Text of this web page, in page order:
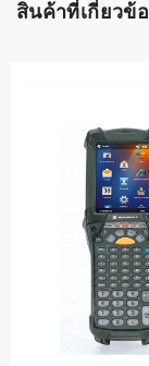
สินค้าที่เกี่ยวข้